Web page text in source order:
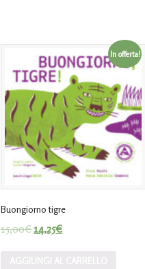
In offerta!
Buongiorno tigre
15,00€14,25€